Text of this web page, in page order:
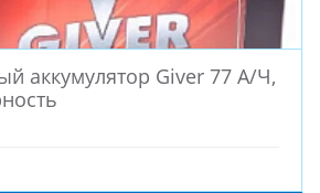
аккумулятор Giver 77 А/Ч,